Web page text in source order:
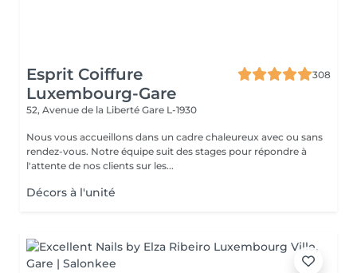
Esprit Coiffure
Luxembourg-Gare
308
52, Avenue de la Liberté Gare L-1930
Nous vous accueillons dans un cadre chaleureux avec ou sans
rendez-vous. Notre équipe suit des stages pour répondre à
l'attente de nos clients sur les...
Décors à l'unité